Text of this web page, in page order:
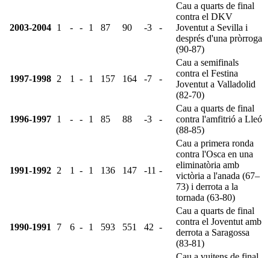
2003-2004 1 - - 1 87 90 -3 -
Cau a quarts de final
contra el DKV
Joventut a Sevilla i
després d'una pròrroga
(90-87)
1997-1998 2 1 - 1 157 164 -7 -
Cau a semifinals
contra el Festina
Joventut a Valladolid
(82-70)
1996-1997 1 - - 1 85 88 -3 -
Cau a quarts de final
contra l'amfitrió a Lleó
(88-85)
1991-1992 2 1 - 1 136 147 -11 -
Cau a primera ronda
contra l'Osca en una
eliminatòria amb
victòria a l'anada (67–
73) i derrota a la
tornada (63-80)
1990-1991 7 6 - 1 593 551 42 -
Cau a quarts de final
contra el Joventut amb
derrota a Saragossa
(83-81)